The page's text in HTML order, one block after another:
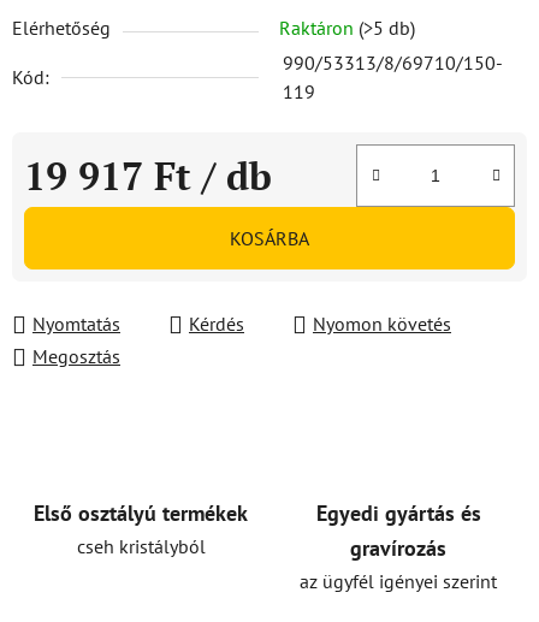
Elérhetőség Raktáron (>5 db)
Kód:
990/53313/8/69710/150-
119
19 917 Ft / db
Egységár:
KOSÁRBA
Nyomtatás Kérdés
Nyomon követés
Megosztás
Első osztályú termékek
cseh kristályból
Egyedi gyártás és
gravírozás
az ügyfél igényei szerint